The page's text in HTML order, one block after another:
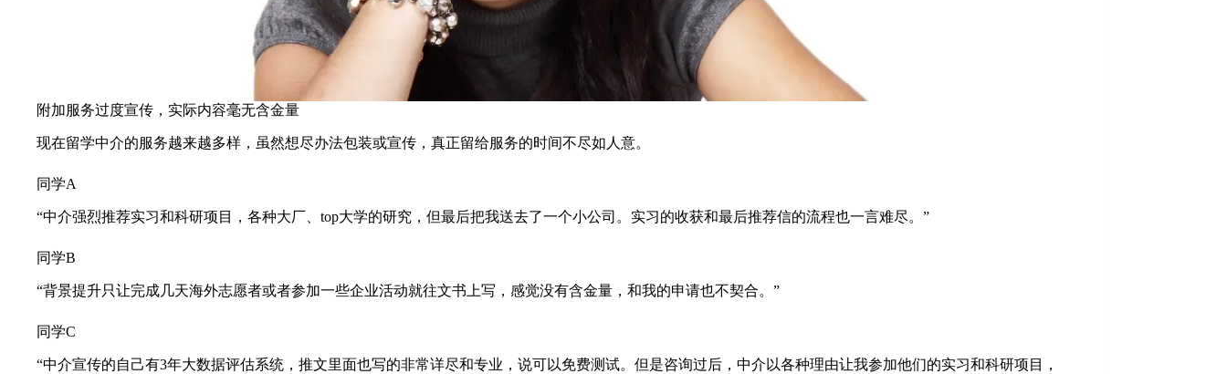
附加服务过度宣传，实际内容毫无含金量
现在留学中介的服务越来越多样，虽然想尽办法包装或宣传，真正留给服务的时间不尽如人意。
同学A
“中介强烈推荐实习和科研项目，各种大厂、top大学的研究，但最后把我送去了一个小公司。实习的收获和最后推荐信的流程也一言难尽。”
同学B
“背景提升只让完成几天海外志愿者或者参加一些企业活动就往文书上写，感觉没有含金量，和我的申请也不契合。”
同学C
“中介宣传的自己有3年大数据评估系统，推文里面也写的非常详尽和专业，说可以免费测试。但是咨询过后，中介以各种理由让我参加他们的实习和科研项目，